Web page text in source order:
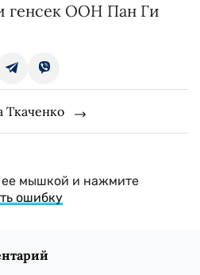
генсек ООН Пан Ги
Ткаченко
ее мышкой и нажмите
ошибку